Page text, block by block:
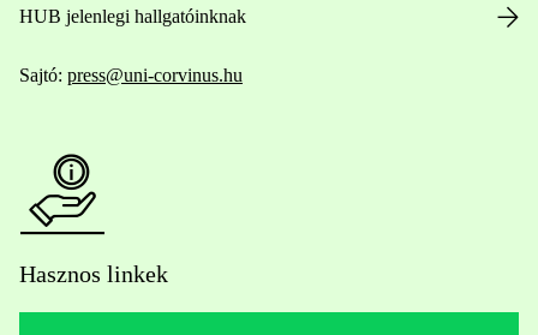
HUB jelenlegi hallgatóinknak
Sajtó: press@uni-corvinus.hu
Hasznos linkek